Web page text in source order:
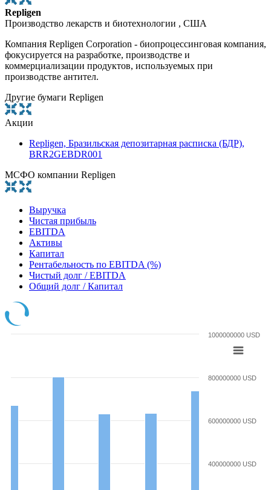
Repligen
Производство лекарств и биотехнологии , США
Компания Repligen Corporation - биопроцессинговая компания,
фокусируется на разработке, производстве и
коммерциализации продуктов, используемых при
производстве антител.
Другие бумаги Repligen
Акции
Repligen, Бразильская депозитарная расписка (БДР),
BRR2GEBDR001
МСФО компании Repligen
Выручка
Чистая прибыль
EBITDA
Активы
Капитал
Рентабельность по EBITDA (%)
Чистый долг / EBITDA
Общий долг / Капитал
400000000 USD
600000000 USD
800000000 USD
1000000000 USD